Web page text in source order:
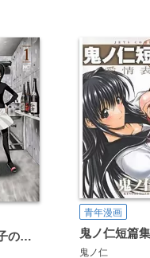
一級建築士矩子の設計思考
青年漫画
鬼ノ仁